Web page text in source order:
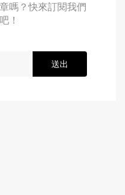
嗎？快來訂閱我們
！
送出